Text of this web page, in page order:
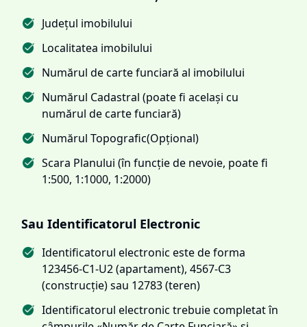
Județul imobilului
Localitatea imobilului
Numărul de carte funciară al imobilului
Numărul Cadastral (poate fi același cu
numărul de carte funciară)
Numărul Topografic(Opțional)
Scara Planului (în funcție de nevoie, poate fi
1:500, 1:1000, 1:2000)
Sau Identificatorul Electronic
Identificatorul electronic este de forma
123456-C1-U2 (apartament), 4567-C3
(construcție) sau 12783 (teren)
Identificatorul electronic trebuie completat în